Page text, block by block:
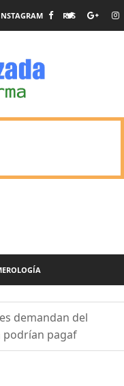
RSS
demandan del
podrían pagaf